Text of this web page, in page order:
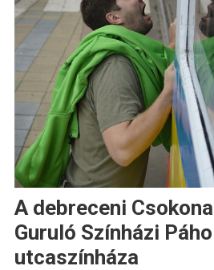
A debreceni
Guruló Színházi
utcaszínháza